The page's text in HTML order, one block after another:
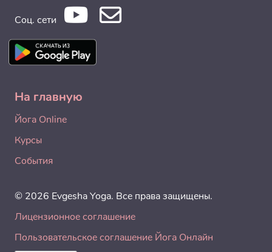
Соц. сети
На главную
Йога Online
Курсы
События
© 2026 Evgesha Yoga. Все права защищены.
Лицензионное соглашение
Пользовательское соглашение Йога Онлайн